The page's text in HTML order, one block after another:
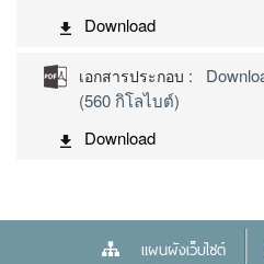
Download
เอกสารประกอบ :
(560 กิโลไบต์)
Download
แผนผังเว็บไซต์